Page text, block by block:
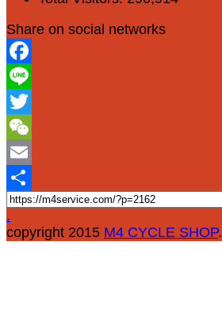
Share on social networks
Facebook
Line
Twitter
WeChat
Email
Share
.
copyright 2015 M4 CYCLE SHOP.